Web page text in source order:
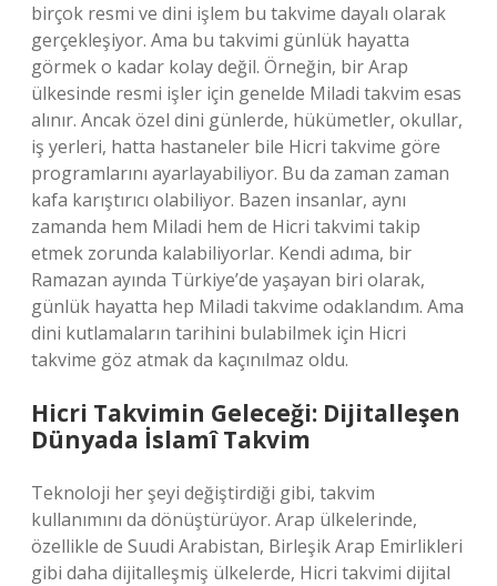
birçok resmi ve dini işlem bu takvime dayalı olarak
gerçekleşiyor. Ama bu takvimi günlük hayatta
görmek o kadar kolay değil. Örneğin, bir Arap
ülkesinde resmi işler için genelde Miladi takvim esas
alınır. Ancak özel dini günlerde, hükümetler, okullar,
iş yerleri, hatta hastaneler bile Hicri takvime göre
programlarını ayarlayabiliyor. Bu da zaman zaman
kafa karıştırıcı olabiliyor. Bazen insanlar, aynı
zamanda hem Miladi hem de Hicri takvimi takip
etmek zorunda kalabiliyorlar. Kendi adıma, bir
Ramazan ayında Türkiye’de yaşayan biri olarak,
günlük hayatta hep Miladi takvime odaklandım. Ama
dini kutlamaların tarihini bulabilmek için Hicri
takvime göz atmak da kaçınılmaz oldu.
Hicri Takvimin Geleceği: Dijitalleşen
Dünyada İslamî Takvim
Teknoloji her şeyi değiştirdiği gibi, takvim
kullanımını da dönüştürüyor. Arap ülkelerinde,
özellikle de Suudi Arabistan, Birleşik Arap Emirlikleri
gibi daha dijitalleşmiş ülkelerde, Hicri takvimi dijital